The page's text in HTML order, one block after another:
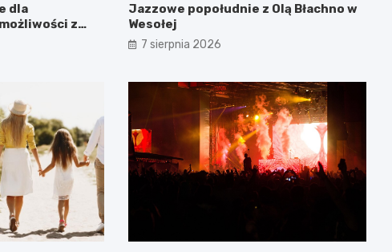
dla
z
Jazzowe popołudnie z Olą Błachno w
Wesołej
7 sierpnia 2026